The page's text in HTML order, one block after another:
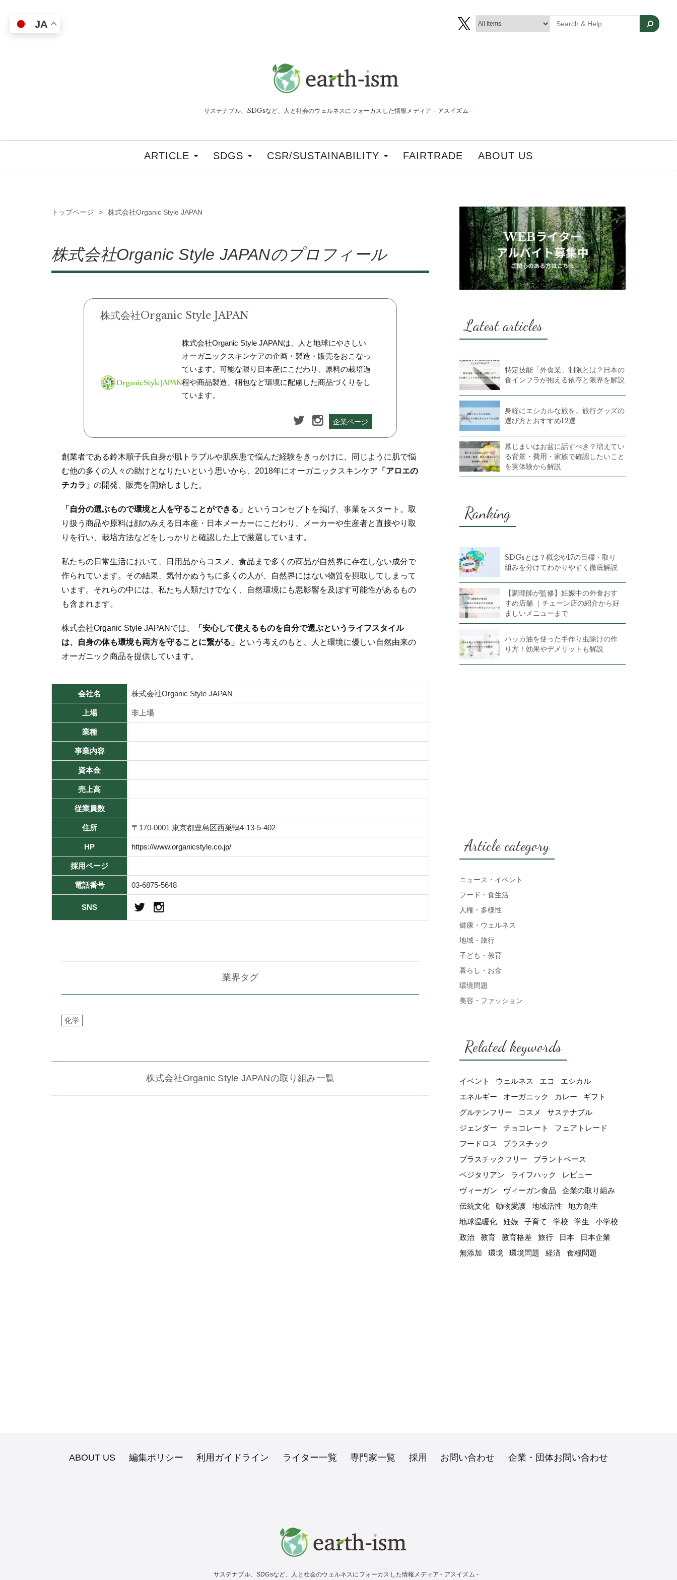
サステナブル、SDGsなど、人と社会のウェルネスにフォーカスした情報メディア - アスイズム -
ARTICLE SDGS CSR/SUSTAINABILITY FAIRTRADE ABOUT US
トップページ 株式会社Organic Style JAPAN
株式会社Organic Style JAPANのプロフィール
株式会社Organic Style JAPAN
株式会社Organic Style JAPANは、人と地球にやさしい
オーガニックスキンケアの企画・製造・販売をおこなっ
ています。可能な限り日本産にこだわり、原料の栽培過
程や商品製造、梱包など環境に配慮した商品づくりをし
ています。
企業ページ
創業者である鈴木順子氏自身が肌トラブルや肌疾患で悩んだ経験をきっかけに、同じように肌で悩
む他の多くの人々の助けとなりたいという思いから、2018年にオーガニックスキンケア 「アロエの
チカラ」 の開発、販売を開始しました。
「自分の選ぶもので環境と人を守ることができる」 というコンセプトを掲げ、事業をスタート。取
り扱う商品や原料は顔のみえる日本産・日本メーカーにこだわり、メーカーや生産者と直接やり取
りを行い、栽培方法などをしっかりと確認した上で厳選しています。
私たちの日常生活において、日用品からコスメ、食品まで多くの商品が自然界に存在しない成分で
作られています。その結果、気付かぬうちに多くの人が、自然界にはない物質を摂取してしまって
います。それらの中には、私たち人類だけでなく、自然環境にも悪影響を及ぼす可能性があるもの
も含まれます。
株式会社Organic Style JAPANでは、
「安心して使えるものを自分で選ぶというライフスタイル
は、自身の体も環境も両方を守ることに繋がる」 という考えのもと、人と環境に優しい自然由来の
オーガニック商品を提供しています。
会社名 株式会社Organic Style JAPAN
上場 非上場
業種
事業内容
資本金
売上高
従業員数
住所 〒170-0001 東京都豊島区西巣鴨4-13-5-402
HP https://www.organicstyle.co.jp/
採用ページ
電話番号 03-6875-5648
SNS
業界タグ
化学
株式会社Organic Style JAPANの取り組み一覧
Latest articles
特定技能「外食業」制限とは？日本の
食インフラが抱える依存と限界を解説
身軽にエシカルな旅を。旅行グッズの
選び方とおすすめ12選
墓じまいはお盆に話すべき？増えてい
る背景・費用・家族で確認したいこと
を実体験から解説
Ranking
SDGsとは？概念や17の目標・取り
組みを分けてわかりやすく徹底解説
【調理師が監修】妊娠中の外食おす
すめ店舗 ｜チェーン店の紹介から好
ましいメニューまで
ハッカ油を使った手作り虫除けの作
り方！効果やデメリットも解説
Article category
ニュース・イベント
フード・食生活
人権・多様性
健康・ウェルネス
地域・旅行
子ども・教育
暮らし・お金
環境問題
美容・ファッション
Related keywords
イベント ウェルネス エコ
エシカル
エネルギー
オーガニック カレー
ギフト
グルテンフリー
コスメ
サステナブル
ジェンダー
チョコレート
フェアトレード
フードロス
プラスチック
プラスチックフリー
プラントベース
ベジタリアン
ライフハック
レビュー
ヴィーガン
ヴィーガン食品
企業の取り組み
伝統文化
動物愛護 地域活性
地方創生
地球温暖化
妊娠 子育て 学校 学生
小学校
政治
教育 教育格差 旅行 日本
日本企業
無添加
環境 環境問題 経済 食糧問題
ABOUT US 編集ポリシー 利用ガイドライン ライター一覧 専門家一覧 採用 お問い合わせ 企業・団体お問い合わせ
サステナブル、SDGsなど、人と社会のウェルネスにフォーカスした情報メディア - アスイズム -
JA